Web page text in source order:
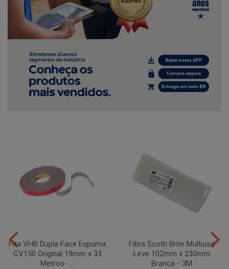
Fita VHB Dupla Face Espuma
CV150 Original 19mm x 33
Metros- ...
Fibra Scoth Brite Multiuso
Leve 102mm x 230mm
Branca - 3M